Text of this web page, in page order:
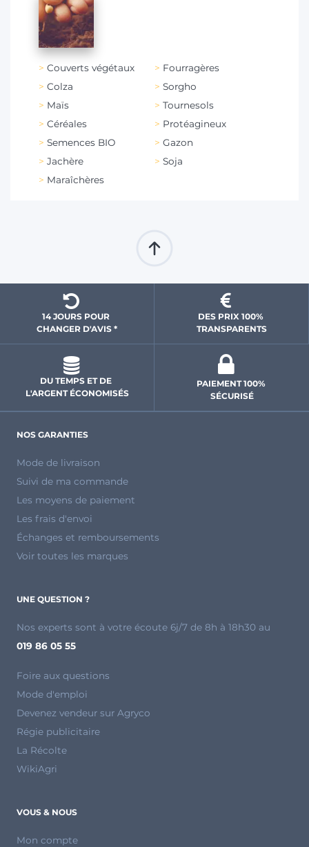
Couverts végétaux
Fourragères
Colza
Sorgho
Maïs
Tournesols
Céréales
Protéagineux
Semences BIO
Gazon
Jachère
Soja
Maraîchères
14 JOURS POUR
CHANGER D'AVIS *
DES PRIX 100%
TRANSPARENTS
DU TEMPS ET DE
L'ARGENT ÉCONOMISÉS
PAIEMENT 100%
SÉCURISÉ
NOS GARANTIES
Mode de livraison
Suivi de ma commande
Les moyens de paiement
Les frais d'envoi
Échanges et remboursements
Voir toutes les marques
UNE QUESTION ?
Nos experts sont à votre écoute 6j/7 de 8h à 18h30 au
019 86 05 55
Foire aux questions
Mode d'emploi
Devenez vendeur sur Agryco
Régie publicitaire
La Récolte
WikiAgri
VOUS & NOUS
Mon compte